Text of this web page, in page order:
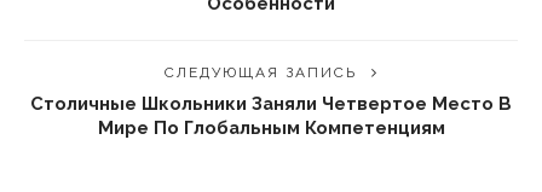
СЛЕДУЮЩАЯ ЗАПИСЬ
Столичные Школьники Заняли Четвертое Место В
Мире По Глобальным Компетенциям